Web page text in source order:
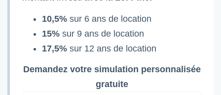
10,5% sur 6 ans de location
15% sur 9 ans de location
17,5% sur 12 ans de location
Demandez votre simulation personnalisée
gratuite